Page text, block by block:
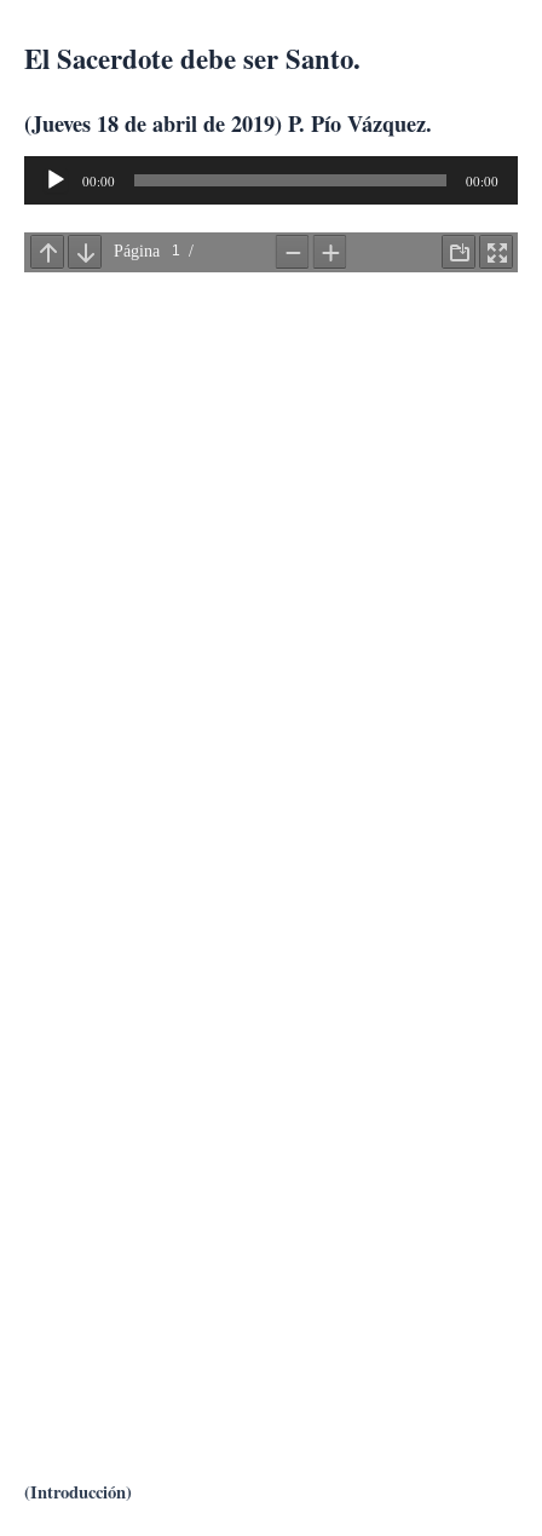
contenido
El Sacerdote debe ser Santo.
(Jueves 18 de abril de 2019) P. Pío Vázquez.
Reproductor
audio
00:00 00:00
(Introducción)